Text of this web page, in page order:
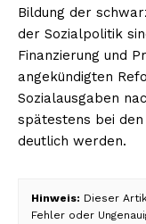
Bildung der
der Sozialpolitik
Finanzierung und
angekündigten
Sozialausgaben
spätestens bei
deutlich werden.
Hinweis: Dieser
Fehler oder